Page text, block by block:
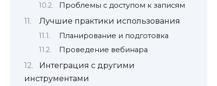
Проблемы с доступом к записям
Лучшие практики использования
Планирование и подготовка
Проведение вебинара
Интеграция с другими
инструментами